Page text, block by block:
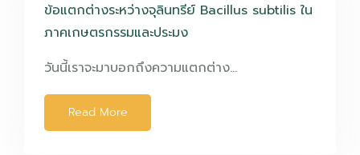
ข้อแตกต่างระหว่างจุลินทรีย์ Bacillus subtilis ใน
ภาคเกษตรกรรมและประมง
วันนี้เราจะมาบอกถึงความแตกต่าง…
Read More